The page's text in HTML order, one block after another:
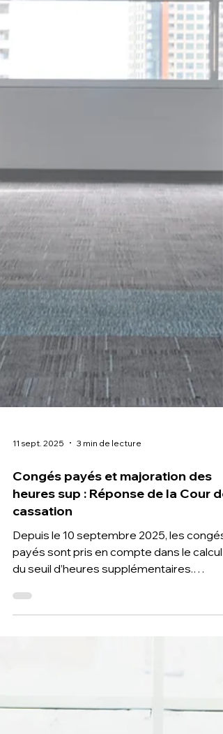
11 sept. 2025 3 min de lecture
heures sup : Réponse de la Cour de
cassation
payés sont pris en compte dans le calcul
du seuil d’heures supplémentaires.